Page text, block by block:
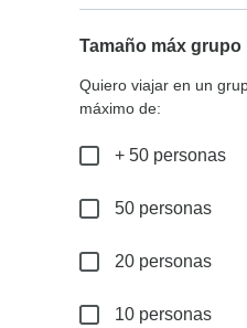
Tamaño máx grupo
Quiero viajar en un
máximo de:
+ 50 personas
50 personas
20 personas
10 personas